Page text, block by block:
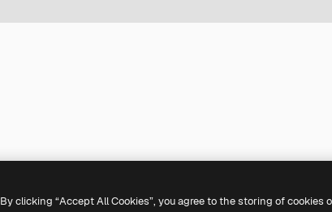
By clicking “Accept All Cookies”, you agree to the storing of cookies